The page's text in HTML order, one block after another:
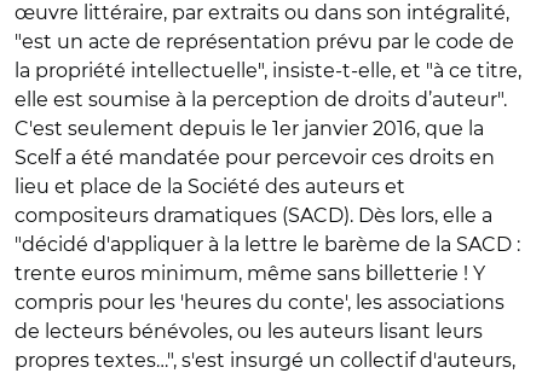
œuvre littéraire, par extraits ou dans son intégralité,
"est un acte de représentation prévu par le code de
la propriété intellectuelle", insiste-t-elle, et "à ce titre,
elle est soumise à la perception de droits d’auteur".
C'est seulement depuis le 1er janvier 2016, que la
Scelf a été mandatée pour percevoir ces droits en
lieu et place de la Société des auteurs et
compositeurs dramatiques (SACD). Dès lors, elle a
"décidé d'appliquer à la lettre le barème de la SACD :
trente euros minimum, même sans billetterie ! Y
compris pour les 'heures du conte', les associations
de lecteurs bénévoles, ou les auteurs lisant leurs
propres textes…", s'est insurgé un collectif d'auteurs,